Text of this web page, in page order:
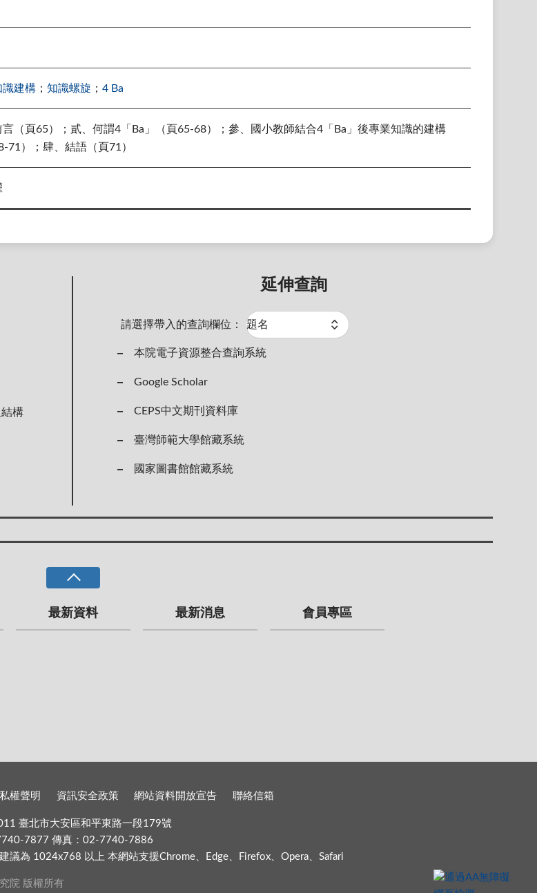
識建構 ； 知識螺旋 ； 4 Ba
言（頁65）；貳、何謂4「Ba」（頁65-68）；參、國小教師結合4「Ba」後專業知識的建構
71）；肆、結語（頁71）
構
延伸查詢
請選擇帶入的查詢欄位：
本院電子資源整合查詢系統
Google Scholar
CEPS中文期刊資料庫
臺灣師範大學館藏系統
國家圖書館館藏系統
最新資料 最新消息 會員專區
權聲明 資訊安全政策 網站資料開放宣告 聯絡信箱
臺北市大安區和平東路一段179號
7877 傳真：02-7740-7886
議為 1024x768 以上 本網站支援Chrome、Edge、Firefox、Opera、Safari
院 版權所有